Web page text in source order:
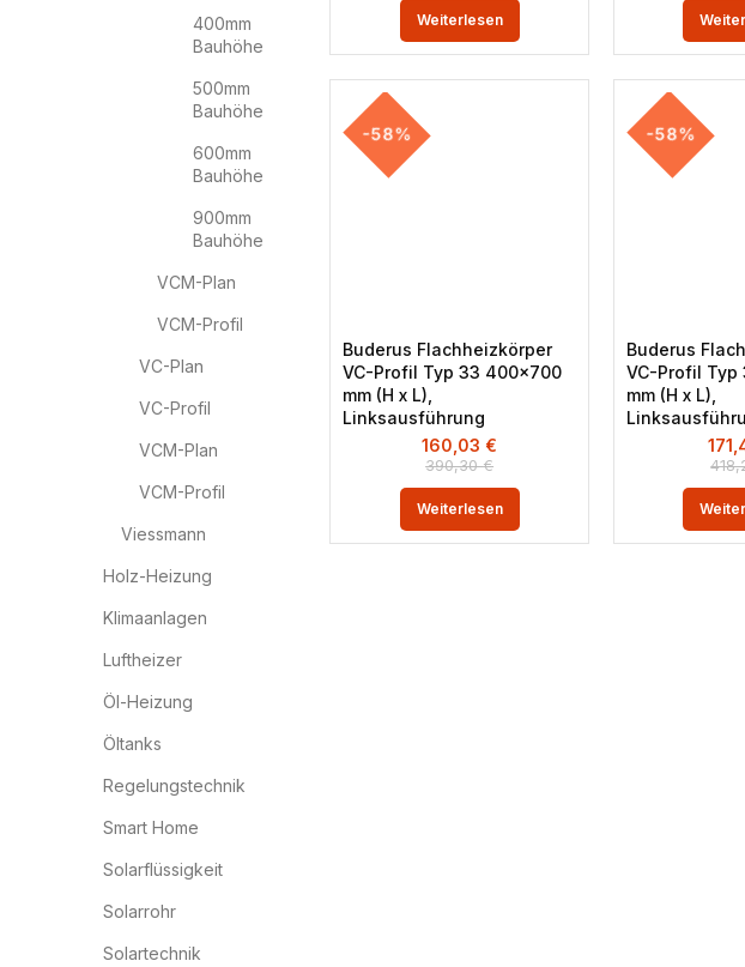
400mm
Bauhöhe
500mm
Bauhöhe
600mm
Bauhöhe
900mm
Bauhöhe
VCM-Plan
VCM-Profil
VC-Plan
VC-Profil
VCM-Plan
VCM-Profil
Viessmann
Holz-Heizung
Klimaanlagen
Luftheizer
Öl-Heizung
Öltanks
Regelungstechnik
Smart Home
Solarflüssigkeit
Solarrohr
Solartechnik
Weiterlesen
-58%
Buderus Flachheizkörper
VC-Profil Typ 33 400×700
mm (H x L),
Linksausführung
390,30€
160,03 €
Weiterlesen
-58%
Buderus
VC-Profil
mm (H x L),